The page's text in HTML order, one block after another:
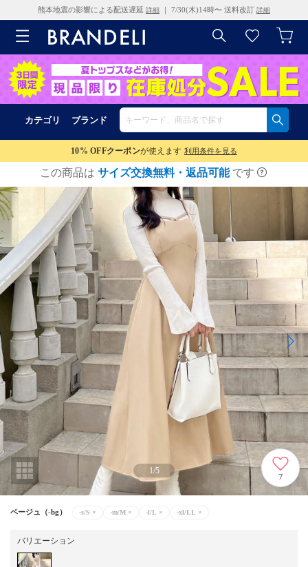
熊本地震の影響による配送遅延 詳細 ｜ 7/30(木)14時〜 送料改訂 詳細
カテゴリ ブランド
10% OFFクーポンが使えます 利用条件を見る
この商品は サイズ交換無料・返品可能 です
1/5
7
ベージュ（-bg） -s/S × -m/M × -l/L × -xl/LL ×
バリエーション